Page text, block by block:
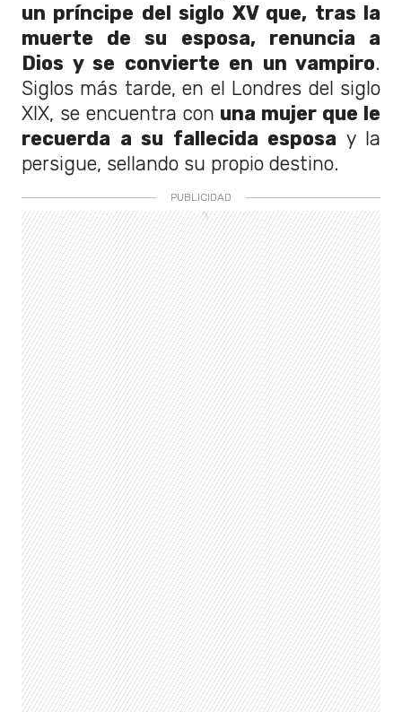
un príncipe del siglo XV que, tras la
muerte de su esposa, renuncia a
Dios y se convierte en un vampiro.
Siglos más tarde, en el Londres del siglo
XIX, se encuentra con una mujer que le
recuerda a su fallecida esposa y la
persigue, sellando su propio destino.